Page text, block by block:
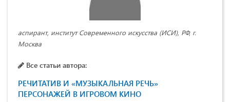
аспирант, институт Современного искусства (ИСИ), РФ, г.
Москва
Все статьи автора:
РЕЧИТАТИВ И «МУЗЫКАЛЬНАЯ РЕЧЬ»
ПЕРСОНАЖЕЙ В ИГРОВОМ КИНО